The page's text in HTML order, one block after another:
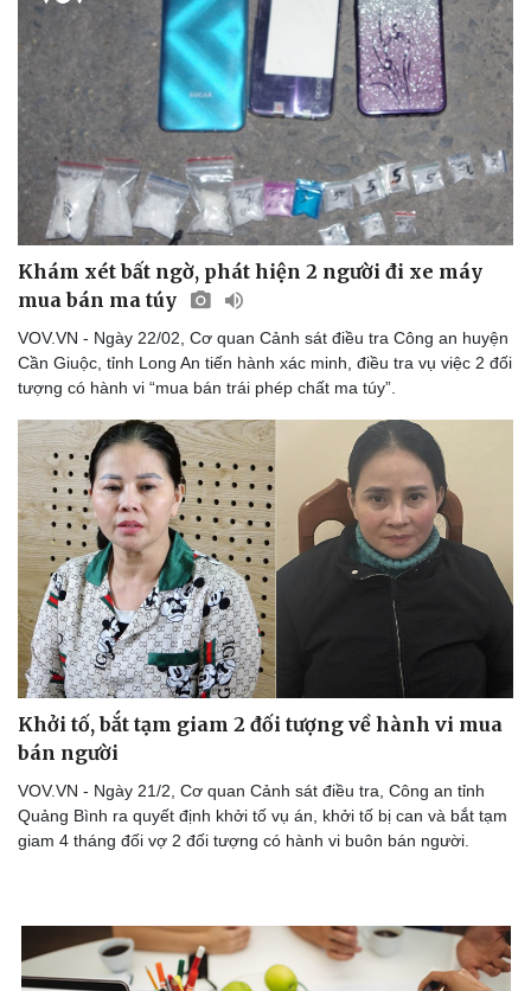
Doanh nghiệp
Thông tin doanh nghiệp
Doanh nghiệp 24h
Doanh nhân
Vì cộng đồng
Công nghệ
Sành điệu
Tin Công nghệ
Trải nghiệm
Chuyển đổi số
Khám xét bất ngờ, phát hiện 2 người đi xe máy
mua bán ma túy
VOV.VN - Ngày 22/02, Cơ quan Cảnh sát điều tra Công an huyện
Cần Giuộc, tỉnh Long An tiến hành xác minh, điều tra vụ việc 2 đối
tượng có hành vi “mua bán trái phép chất ma túy”.
Khởi tố, bắt tạm giam 2 đối tượng về hành vi mua
bán người
VOV.VN - Ngày 21/2, Cơ quan Cảnh sát điều tra, Công an tỉnh
Quảng Bình ra quyết định khởi tố vụ án, khởi tố bị can và bắt tạm
giam 4 tháng đối vợ 2 đối tượng có hành vi buôn bán người.